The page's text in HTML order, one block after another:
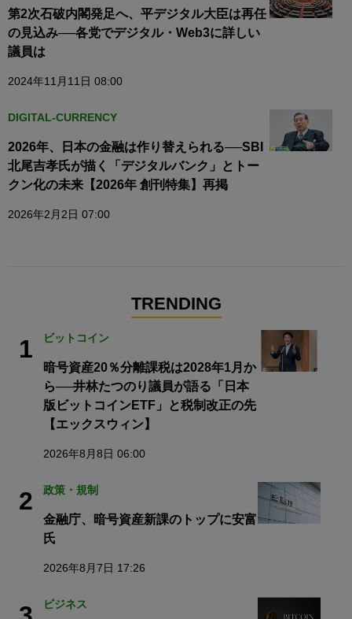
第2次石破内閣発足へ、平デジタル大臣は再任
の見込み──各党でデジタル・Web3に詳しい
議員は
2024年11月11日 08:00
DIGITAL-CURRENCY
2026年、日本の金融は作り替えられる──SBI
北尾吉孝氏が描く「デジタルバンク」とトー
クン化の未来【2026年 創刊特集】再掲
2026年2月2日 07:00
TRENDING
1 ビットコイン
暗号資産20％分離課税は2028年1月か
ら──井林たつのり議員が語る「日本
版ビットコインETF」と税制改正の先
【エックスウィン】
2026年8月8日 06:00
2 政策・規制
金融庁、暗号資産新課のトップに安富
氏
2026年8月7日 17:26
ビジネス